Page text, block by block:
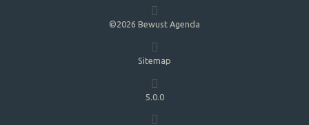
©2026 Bewust Agenda
Sitemap
5.0.0